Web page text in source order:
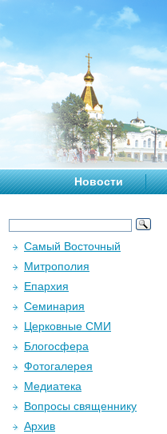
Новости
Самый Восточный
Митрополия
Епархия
Семинария
Церковные СМИ
Блогосфера
Фотогалерея
Медиатека
Вопросы священнику
Архив